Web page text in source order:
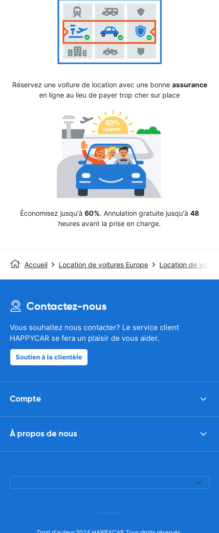
Réservez une voiture de location avec une bonne assurance
en ligne au lieu de payer trop cher sur place
Économisez jusqu'à 60%. Annulation gratuite jusqu'à 48
heures avant la prise en charge.
Accueil Location de voitures Europe Location de
Contactez-nous
Vous souhaitez nous contacter? Le service client
HAPPYCAR se fera un plaisir de vous aider.
Soutien à la clientèle
Compte
À propos de nous